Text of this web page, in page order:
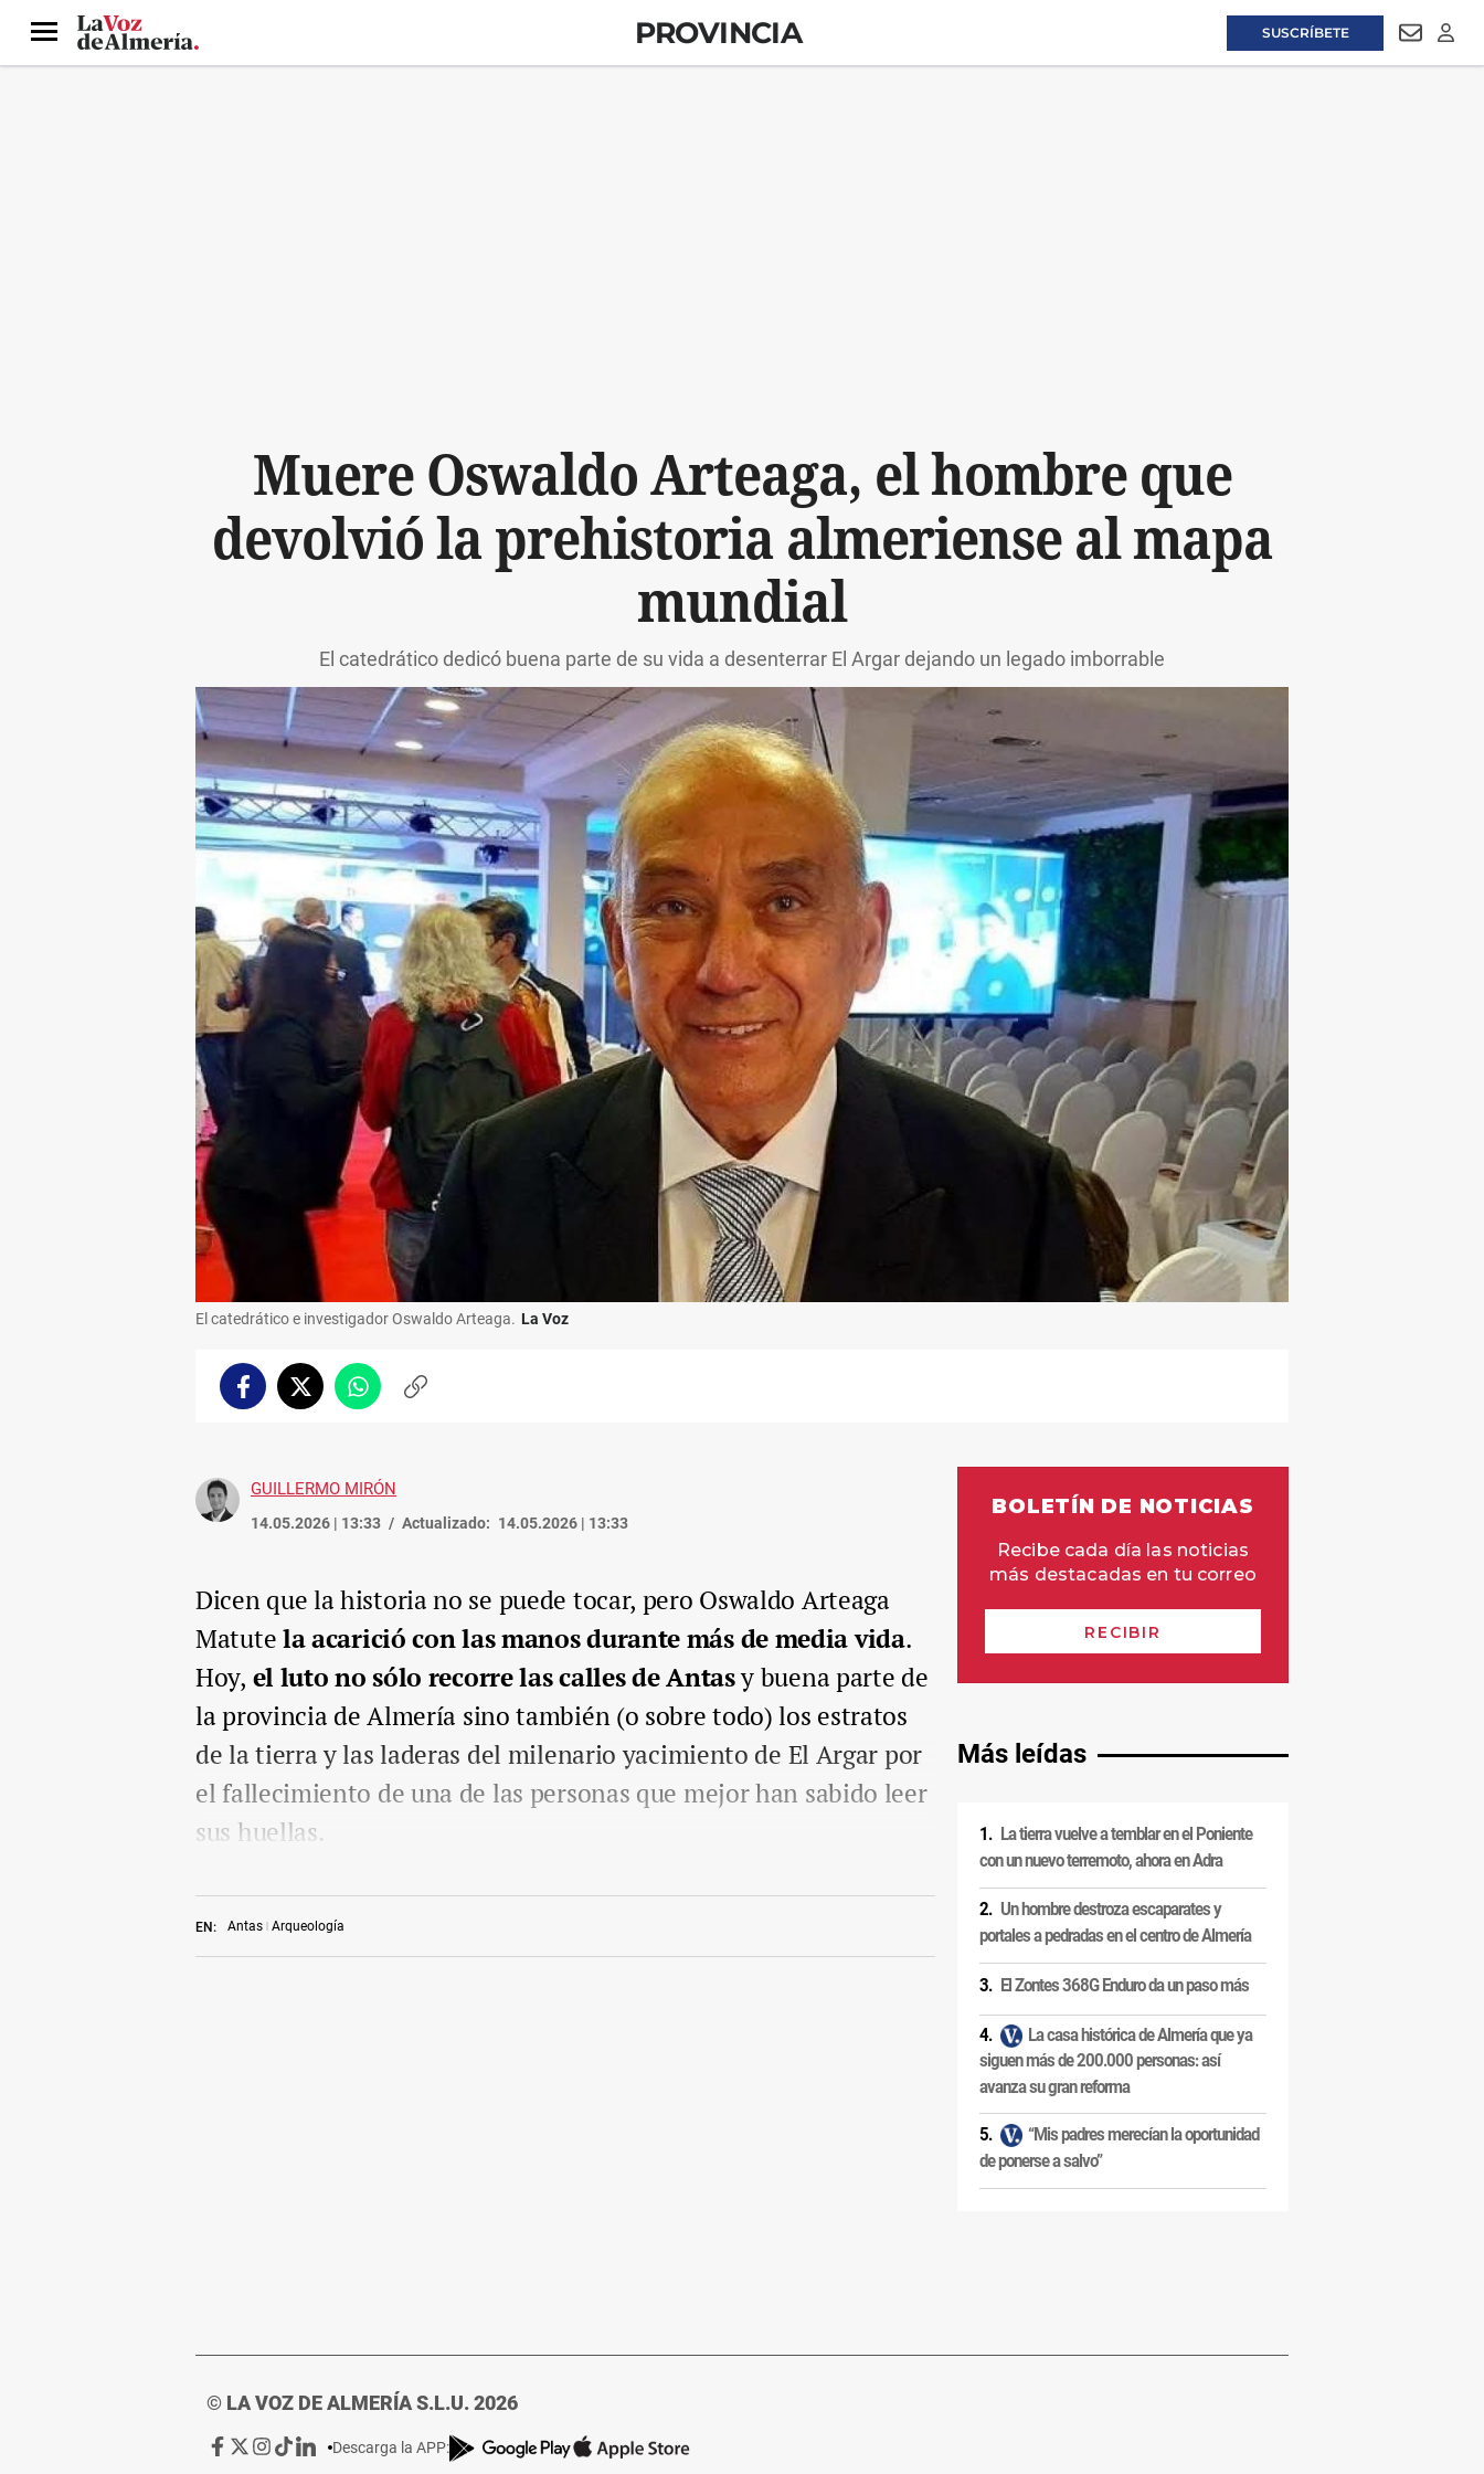
SUSCRÍBETE
Menú PROVINCIA
Muere Oswaldo Arteaga, el hombre que
devolvió la prehistoria almeriense al mapa
mundial
El catedrático dedicó buena parte de su vida a desenterrar El Argar dejando un legado imborrable
El catedrático e investigador Oswaldo Arteaga. La Voz
FacebookTwitterWhatsappCopiar
GUILLERMO MIRÓN
14.05.2026 | 13:33 Actualizado: 14.05.2026 | 13:33
EN: Antas Arqueología
Dicen que la historia no se puede tocar, pero Oswaldo Arteaga
Matutela acarició con las manos durante más de media vida.
Hoy, el luto no sólo recorre las calles de Antasy buena parte de
la provincia de Almería sino también (o sobre todo) los estratos
de la tierra y las laderas del milenario yacimiento de El Argar por
el fallecimiento de una de las personas que mejor han sabido leer
sus huellas.
Más leídas
La tierra vuelve a temblar en el Poniente
con un nuevo terremoto, ahora en Adra
Un hombre destroza escaparates y
portales a pedradas en el centro de Almería
El Zontes 368G Enduro da un paso más
La casa histórica de Almería que ya
siguen más de 200.000 personas: así
avanza su gran reforma
“Mis padres merecían la oportunidad
de ponerse a salvo”
© LA VOZ DE ALMERÍA S.L.U. 2026
Ir
Ir
Ir Ir Ir
Descarga la APP: